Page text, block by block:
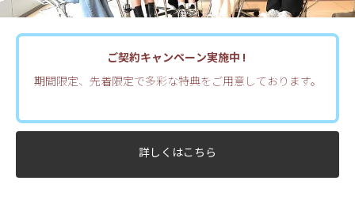
ご契約キャンペーン実施中 !
期間限定、先着限定で多彩な特典をご用意しております。
詳しくはこちら